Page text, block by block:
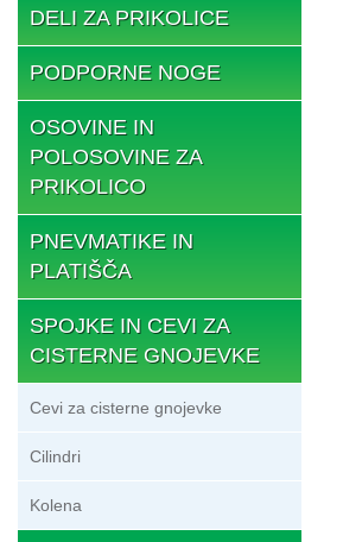
DELI ZA PRIKOLICE
PODPORNE NOGE
OSOVINE IN
POLOSOVINE ZA
PRIKOLICO
PNEVMATIKE IN
PLATIŠČA
SPOJKE IN CEVI ZA
CISTERNE GNOJEVKE
Cevi za cisterne gnojevke
Cilindri
Kolena